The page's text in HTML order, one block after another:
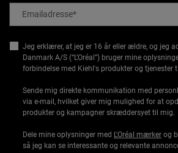
Emailadresse*
Jeg erklærer, at jeg er 16 år eller ældre, og jeg
Danmark A/S (“L’Oréal”) bruger mine
forbindelse med Kiehl's produkter og tjenester
Sende mig direkte kommunikation med
via e-mail, hvilket giver mig mulighed for at
produkter og kampagner skræddersyet til mig.
Dele mine oplysninger med L'Oréal mærker og
så jeg kan se interessante og relevante